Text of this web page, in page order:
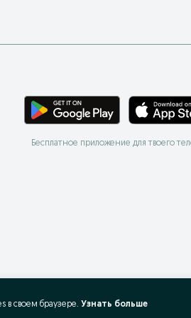
Бесплатное приложение для твоего
в своeм браузере. Узнать больше